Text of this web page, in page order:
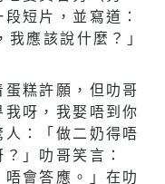
短片，並寫道：
我應該說什麼？」
糕許願，但叻哥
呀，我娶唔到你
：「做二奶得唔
」叻哥笑言：
唔會答應。」在叻